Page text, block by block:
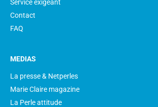
Service exigeant
Contact
FAQ
MEDIAS
La presse & Netperles
Marie Claire magazine
La Perle attitude